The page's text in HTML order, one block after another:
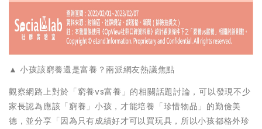
▲ 小孩該窮養還是富養？兩派網友熱議焦點
觀察網路上對於「窮養vs富養」的相關話題討論，可以發現不少
家長認為應該「窮養」小孩，才能培養「珍惜物品」的勤儉美
德，並分享「因為只有成績好才可以買玩具，所以小孩都格外珍